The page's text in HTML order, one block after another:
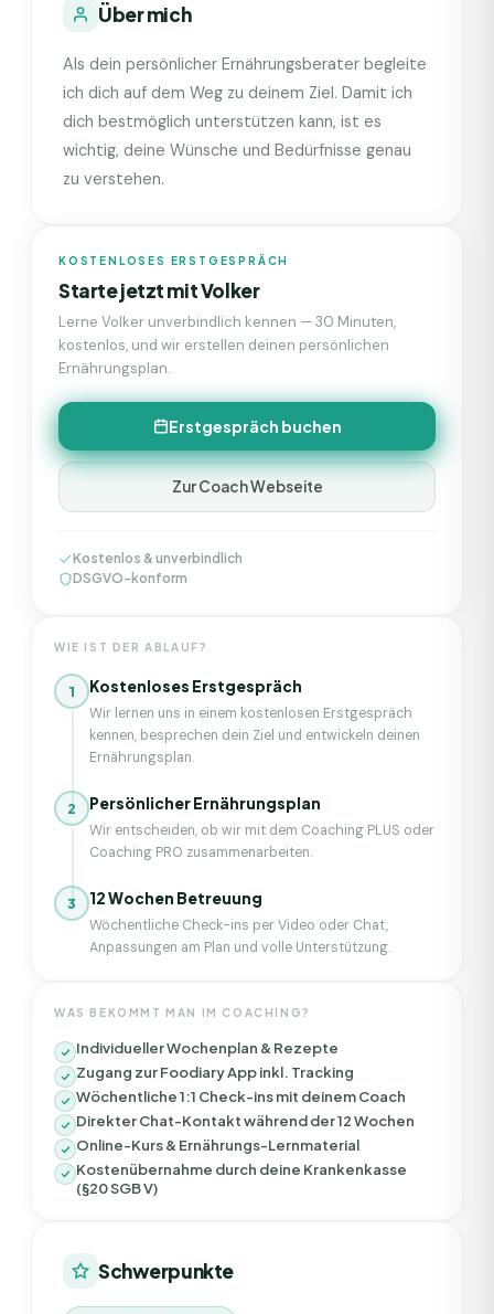
Über mich
Als dein persönlicher Ernährungsberater begleite
ich dich auf dem Weg zu deinem Ziel. Damit ich
dich bestmöglich unterstützen kann, ist es
wichtig, deine Wünsche und Bedürfnisse genau
zu verstehen.
KOSTENLOSES ERSTGESPRÄCH
Starte jetzt mitVolker
Lerne Volker unverbindlich kennen — 30 Minuten,
kostenlos, und wir erstellen deinen persönlichen
Ernährungsplan.
Erstgespräch buchen
Zur Coach Webseite
Kostenlos & unverbindlich
DSGVO-konform
WIE IST DER ABLAUF?
1 Kostenloses Erstgespräch
Wir lernen uns in einem kostenlosen Erstgespräch
kennen, besprechen dein Ziel und entwickeln deinen
Ernährungsplan.
2 Persönlicher Ernährungsplan
Wir entscheiden, ob wir mit dem Coaching PLUS oder
Coaching PRO zusammenarbeiten.
3 12 Wochen Betreuung
Wöchentliche Check-ins per Video oder Chat,
Anpassungen am Plan und volle Unterstützung.
WAS BEKOMMT MAN IM COACHING?
Individueller Wochenplan & Rezepte
Zugang zur Foodiary App inkl. Tracking
Wöchentliche 1:1 Check-ins mit deinem Coach
Direkter Chat-Kontakt während der 12 Wochen
Online-Kurs & Ernährungs-Lernmaterial
Kostenübernahme durch deine Krankenkasse
(§20 SGB V)
Schwerpunkte